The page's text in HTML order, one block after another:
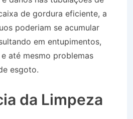
de gordura eficiente, a
poderiam se acumular
em entupimentos,
até mesmo problemas
esgoto.
da Limpeza